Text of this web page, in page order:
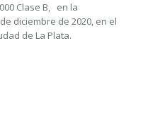
Clase B, en la
diciembre de 2020, en el
de La Plata.